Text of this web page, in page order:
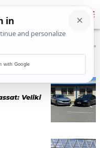
TAG “USPOREDNI TEST
Veliki
with Google